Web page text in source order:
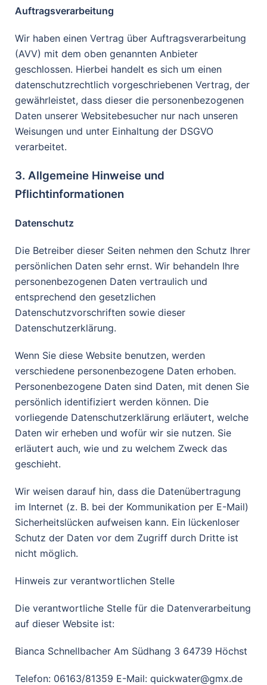
Auftragsverarbeitung
Wir haben einen Vertrag über Auftragsverarbeitung
(AVV) mit dem oben genannten Anbieter
geschlossen. Hierbei handelt es sich um einen
datenschutzrechtlich vorgeschriebenen Vertrag, der
gewährleistet, dass dieser die personenbezogenen
Daten unserer Websitebesucher nur nach unseren
Weisungen und unter Einhaltung der DSGVO
verarbeitet.
3. Allgemeine Hinweise und
Pflichtinformationen
Datenschutz
Die Betreiber dieser Seiten nehmen den Schutz Ihrer
persönlichen Daten sehr ernst. Wir behandeln Ihre
personenbezogenen Daten vertraulich und
entsprechend den gesetzlichen
Datenschutzvorschriften sowie dieser
Datenschutzerklärung.
Wenn Sie diese Website benutzen, werden
verschiedene personenbezogene Daten erhoben.
Personenbezogene Daten sind Daten, mit denen Sie
persönlich identifiziert werden können. Die
vorliegende Datenschutzerklärung erläutert, welche
Daten wir erheben und wofür wir sie nutzen. Sie
erläutert auch, wie und zu welchem Zweck das
geschieht.
Wir weisen darauf hin, dass die Datenübertragung
im Internet (z. B. bei der Kommunikation per E-Mail)
Sicherheitslücken aufweisen kann. Ein lückenloser
Schutz der Daten vor dem Zugriff durch Dritte ist
nicht möglich.
Hinweis zur verantwortlichen Stelle
Die verantwortliche Stelle für die Datenverarbeitung
auf dieser Website ist:
Bianca Schnellbacher Am Südhang 3 64739 Höchst
Telefon: 06163/81359 E-Mail: quickwater@gmx.de